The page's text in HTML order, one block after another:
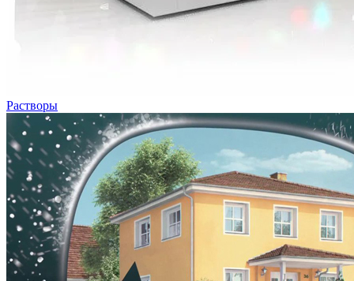
Растворы